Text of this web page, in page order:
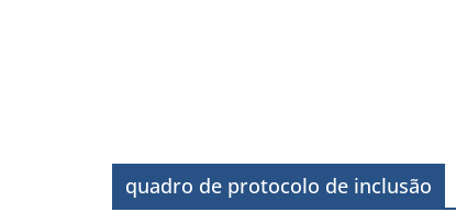
quadro de protocolo de inclusão